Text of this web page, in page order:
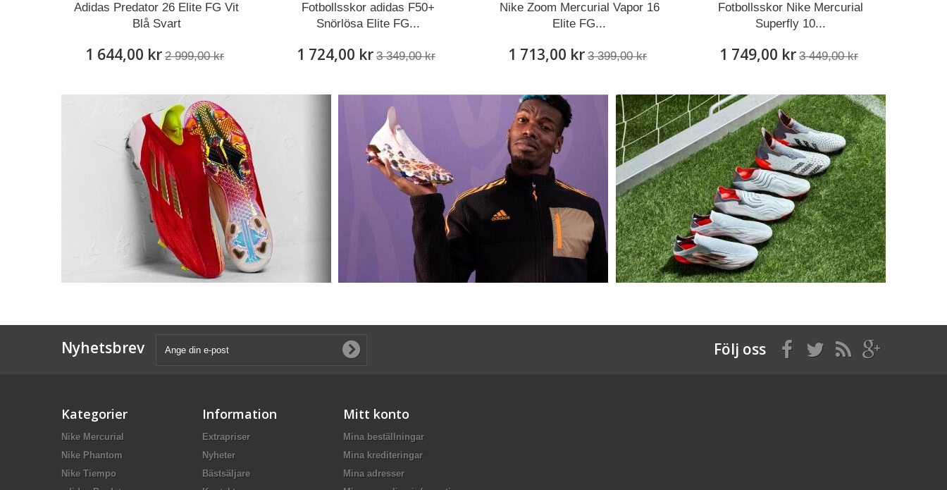
Adidas Predator 26 Elite FG Vit
Blå Svart
1 644,00 kr 2 999,00 kr
Fotbollsskor adidas F50+
Snörlösa Elite FG...
1 724,00 kr 3 349,00 kr
Nike Zoom Mercurial Vapor 16
Elite FG...
1 713,00 kr 3 399,00 kr
Fotbollsskor Nike Mercurial
Superfly 10...
1 749,00 kr 3 449,00 kr
Nyhetsbrev Följ oss
Kategorier
Nike Mercurial
Nike Phantom
Nike Tiempo
Information
Extrapriser
Nyheter
Bästsäljare
Mitt konto
Mina beställningar
Mina krediteringar
Mina adresser